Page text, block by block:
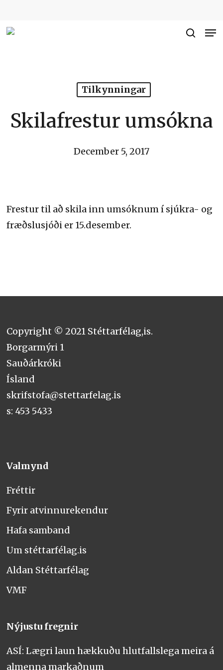
Tilkynningar
Skilafrestur umsókna
December 5, 2017
Frestur til að skila inn umsóknum í sjúkra- og
fræðslusjóði er 15.desember.
Copyright © 2021 Stéttarfélag,is.
Borgarmýri 1
Sauðárkróki
Ísland
skrifstofa@stettarfelag.is
s: 453 5433
Valmynd
Fréttir
Fyrir atvinnurekendur
Hafa samband
Um stéttarfélag.is
Aldan Stéttarfélag
VMF
Nýjustu fregnir
ASÍ: Lægri laun hækkuðu hlutfallslega meira á
almenna markaðnum
Close